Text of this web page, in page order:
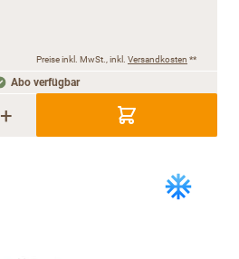
Preise inkl. MwSt., inkl. Versandkosten **
Abo verfügbar
+